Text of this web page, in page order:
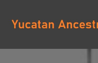
contenido
YUCATAN